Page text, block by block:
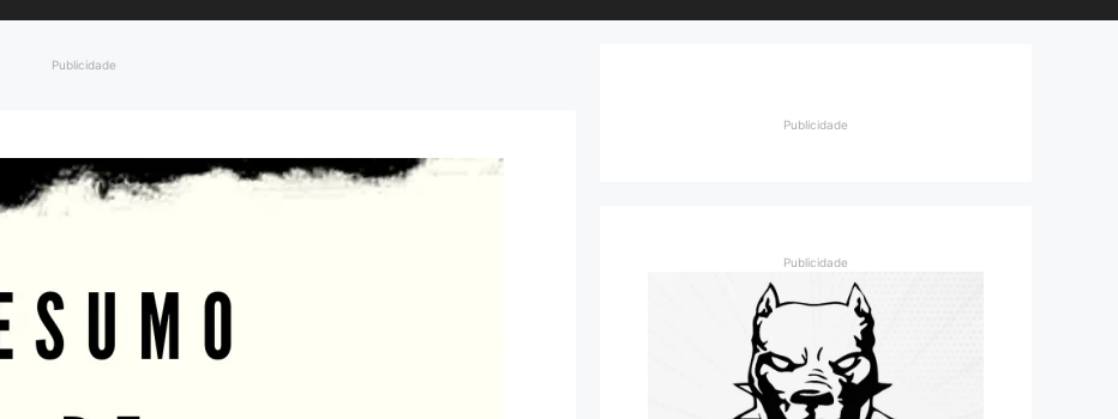
Publicidade
Publicidade
Publicidade